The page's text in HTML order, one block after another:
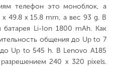
телефон это моноблок, а
x 49.8 x 15.8 mm, а вес 93 g. В
батарея Li-Ion 1800 mAh. Как
общения до Up to 7
Up to 545 h. В Lenovo A185
240 x 320 pixels.
pixels Селфи камера нет.